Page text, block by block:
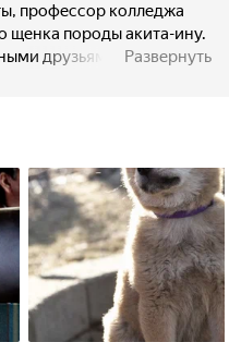
профессор колледжа
щенка породы акита-ину.
друзьями. Каждый
Развернуть